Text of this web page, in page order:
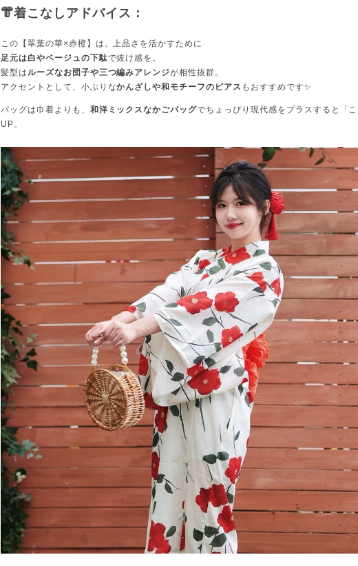
👘着こなしアドバイス：
この【翠葉の華×赤橙】は、上品さを活かすために
足元は白やベージュの下駄で抜け感を。
髪型は ルーズなお団子や三つ編みアレンジが相性抜群。
アクセントとして、小ぶりなかんざしや和モチーフのピアス もおすすめです✨
バッグは巾着よりも、 和洋ミックスなかごバッグでちょっぴり現代感をプラスすると「
UP。